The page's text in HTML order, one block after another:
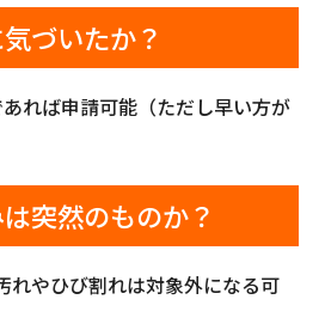
づいたか？
れば申請可能（ただし早い方が
突然のものか？
やひび割れは対象外になる可